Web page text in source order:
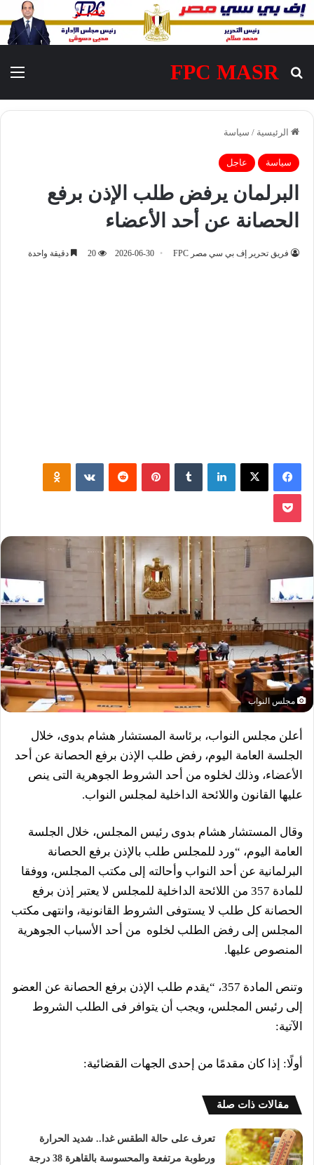
FPC MASR
بحث عن
الرئيسية / سياسة
سياسة عاجل
البرلمان يرفض طلب الإذن برفع
الحصانة عن أحد الأعضاء
فريق تحرير إف بي سي مصر FPC 2026-06-30
20 دقيقة واحدة
فيسبوك ‫X لينكدإن بينتيريست
مجلس النواب
أعلن مجلس النواب، برئاسة المستشار هشام بدوى، خلال
الجلسة العامة اليوم، رفض طلب الإذن برفع الحصانة عن أحد
الأعضاء، وذلك لخلوه من أحد الشروط الجوهرية التى ينص
عليها القانون واللائحة الداخلية لمجلس النواب.
وقال المستشار هشام بدوى رئيس المجلس، خلال الجلسة
العامة اليوم، “ورد للمجلس طلب بالإذن برفع الحصانة
البرلمانية عن أحد النواب وأحالته إلى مكتب المجلس، ووفقا
للمادة 357 من اللائحة الداخلية للمجلس لا يعتبر إذن برفع
الحصانة كل طلب لا يستوفى الشروط القانونية، وانتهى مكتب
المجلس إلى رفض الطلب لخلوه من أحد الأسباب الجوهرية
المنصوص عليها.
وتنص المادة 357، “يقدم طلب الإذن برفع الحصانة عن العضو
إلى رئيس المجلس، ويجب أن يتوافر فى الطلب الشروط
الآتية:
أولًا: إذا كان مقدمًا من إحدى الجهات القضائية:
مقالات ذات صلة
تعرف على حالة الطقس غدا.. شديد الحرارة
ورطوبة مرتفعة والمحسوسة بالقاهرة 38 درجة